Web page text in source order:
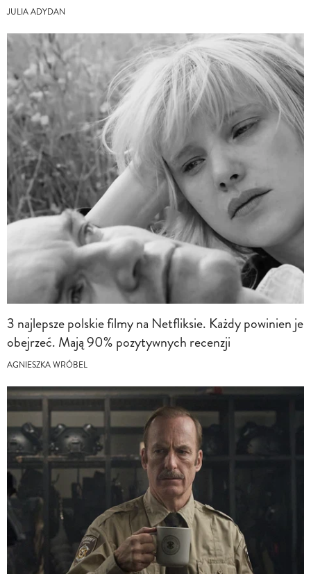
JULIA ADYDAN
3 najlepsze polskie filmy na Netfliksie. Każdy powinien je
obejrzeć. Mają 90% pozytywnych recenzji
AGNIESZKA WRÓBEL